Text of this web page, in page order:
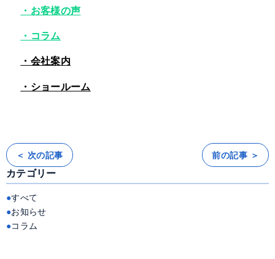
・お客様の声
・コラム
・会社案内
・ショールーム
投
稿
ナ
ビ
ゲ
ー
シ
ョ
ン
＜ 次の記事 前の記事 ＞
カテゴリー
すべて
お知らせ
コラム